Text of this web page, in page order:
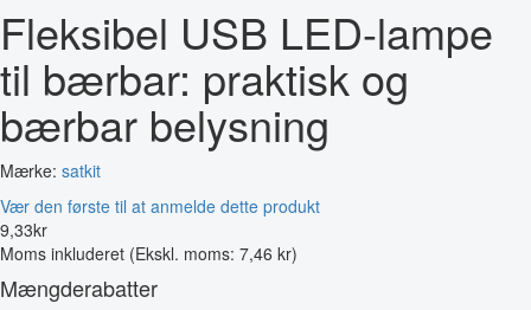
Fleksibel USB LED-lampe
til bærbar: praktisk og
bærbar belysning
Mærke: satkit
Vær den første til at anmelde dette produkt
9,33kr
Moms inkluderet (Ekskl. moms: 7,46 kr)
Mængderabatter